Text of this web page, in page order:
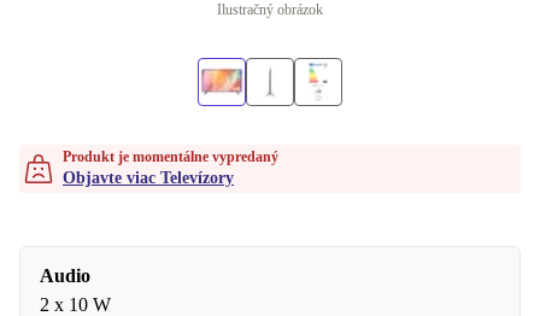
Ilustračný obrázok
Produkt je momentálne vypredaný
Objavte viac Televízory
Audio
2 x 10 W